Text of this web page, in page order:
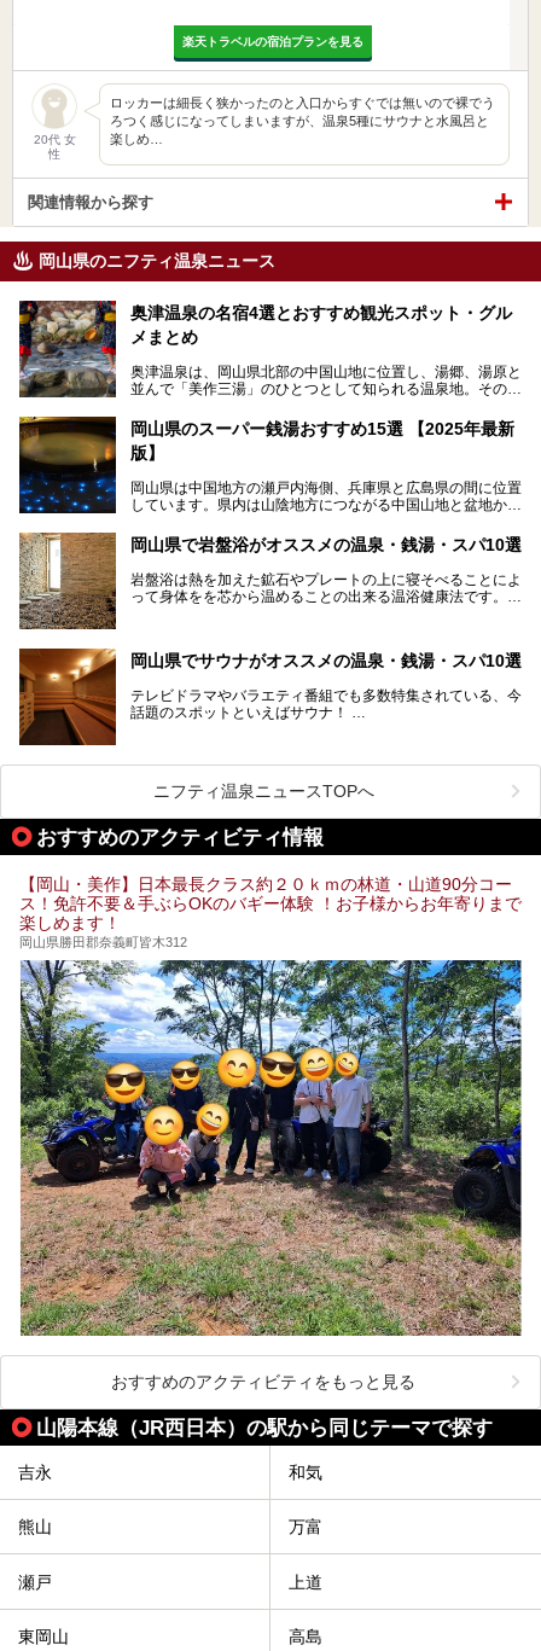
楽天トラベルの宿泊プランを見る
20代 女
性
ロッカーは細長く狭かったのと入口からすぐでは無いので裸でう
ろつく感じになってしまいますが、温泉5種にサウナと水風呂と
楽しめ…
関連情報から探す
岡山県のニフティ温泉ニュース
奥津温泉の名宿4選とおすすめ観光スポット・グル
メまとめ
奥津温泉は、岡山県北部の中国山地に位置し、湯郷、湯原と
並んで「美作三湯」のひとつとして知られる温泉地。その泉
す。
この記事では、奥津温泉で宿泊におすすめの宿、観光スポッ
を存分に味わい、癒しの旅を楽しんでくださいね。
岡山県のスーパー銭湯おすすめ15選 【2025年最新
版】
岡山県は中国地方の瀬戸内海側、兵庫県と広島県の間に位置
しています。県内は山陰地方につながる中国山地と盆地から
海に多数の島々が浮かぶ瀬戸内海に面した南部に分けられま
す。年間を通じて降水量が少ない「晴れの国」で、モモやブ
ドウなど果物の栽培が盛んなうえ、その品質の高さは全国的
にも有名です。
ます。ここでは、岡山県で評判のスーパー銭湯をご紹介しま
しょう。
岡山県で岩盤浴がオススメの温泉・銭湯・スパ10選
岩盤浴は熱を加えた鉱石やプレートの上に寝そべることによ
って身体をを芯から温めることの出来る温浴健康法です。じ
ススメ温泉・銭湯・スパ10ヶ所を紹介させていただきま
岡山県でサウナがオススメの温泉・銭湯・スパ10選
テレビドラマやバラエティ番組でも多数特集されている、今
話題のスポットといえばサウナ！
今回は、岡山県でサウナがおすすめの温泉や銭湯、スパを厳
選してご紹介！
血流が良くなるだけでなく美容効果やリラックス効果も期待
ニフティ温泉ニュースTOPへ
おすすめのアクティビティ情報
【岡山・美作】日本最長クラス約２０ｋｍの林道・山道90分コー
ス！免許不要＆手ぶらOKのバギー体験 ！お子様からお年寄りまで
楽しめます！
岡山県勝田郡奈義町皆木312
おすすめのアクティビティをもっと見る
山陽本線（JR西日本）の駅から同じテーマで探す
吉永 和気
熊山 万富
瀬戸 上道
東岡山 高島